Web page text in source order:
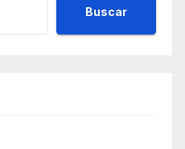
Buscar